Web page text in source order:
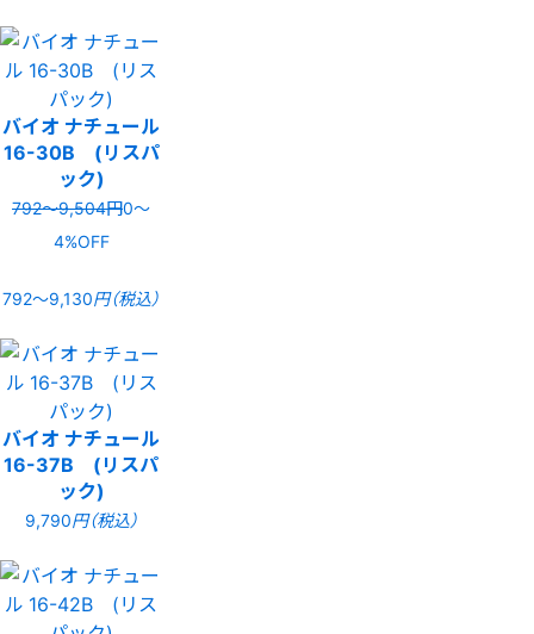
バイオ ナチュール
16-30B (リスパ
ック)
792〜9,504円0〜
4%OFF
792〜9,130円（税込）
バイオ ナチュール
16-37B (リスパ
ック)
9,790円（税込）